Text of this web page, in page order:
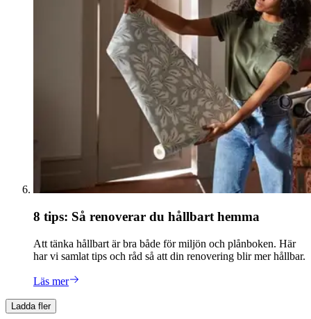
8 tips: Så renoverar du hållbart hemma
Att tänka hållbart är bra både för miljön och plånboken. Här
har vi samlat tips och råd så att din renovering blir mer hållbar.
Läs mer
Ladda fler